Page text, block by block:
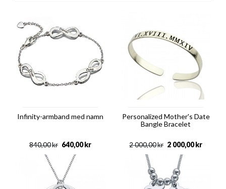
Infinity-armband med namn
kr
840,00 kr
640,00
Personalized Mother's Date
Bangle Bracelet
kr
2 000,00 kr
2 000,00